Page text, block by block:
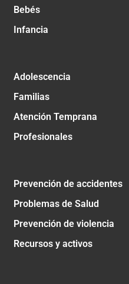
Bebés
Infancia
Adolescencia
Familias
Atención Temprana
Profesionales
Prevención de accidentes
Problemas de Salud
Prevención de violencia
Recursos y activos